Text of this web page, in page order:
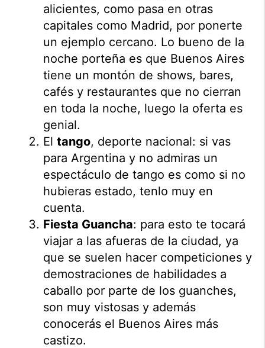
alicientes, como pasa en otras
capitales como Madrid, por ponerte
un ejemplo cercano. Lo bueno de la
noche porteña es que Buenos Aires
tiene un montón de shows, bares,
cafés y restaurantes que no cierran
en toda la noche, luego la oferta es
genial.
Eltango, deporte nacional: si vas
para Argentina y no admiras un
espectáculo de tango es como si no
hubieras estado, tenlo muy en
cuenta.
Fiesta Guancha: para esto te tocará
viajar a las afueras de la ciudad, ya
que se suelen hacer competiciones y
demostraciones de habilidades a
caballo por parte de los guanches,
son muy vistosas y además
conocerás el Buenos Aires más
castizo.